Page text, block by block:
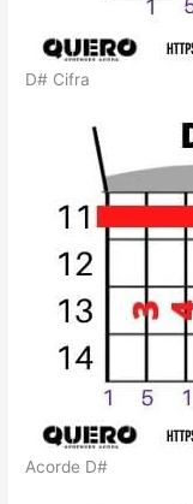
D# Cifra
Acorde D#